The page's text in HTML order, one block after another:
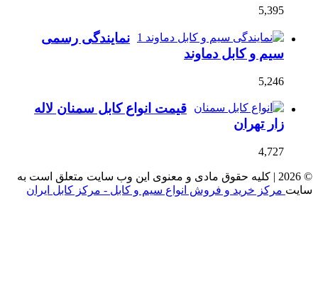
5,395
نمایندگی رسمی
سیم و کابل دماوند
5,246
قیمت انواع کابل سمنان لاله
زار تهران
4,727
© 2026 | کلیه حقوق مادی و معنوی این وب سایت متعلق است به
سایت مرکز خرید و فروش انواع سیم و کابل - مرکز کابل ایران